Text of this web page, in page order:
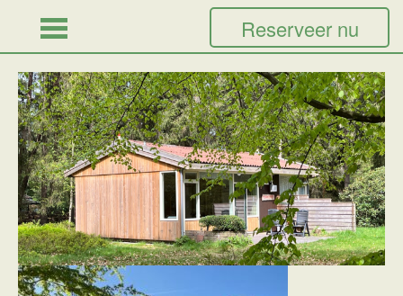
Reserveer nu